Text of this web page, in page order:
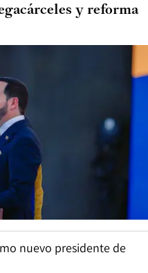
y reforma
nuevo presidente de